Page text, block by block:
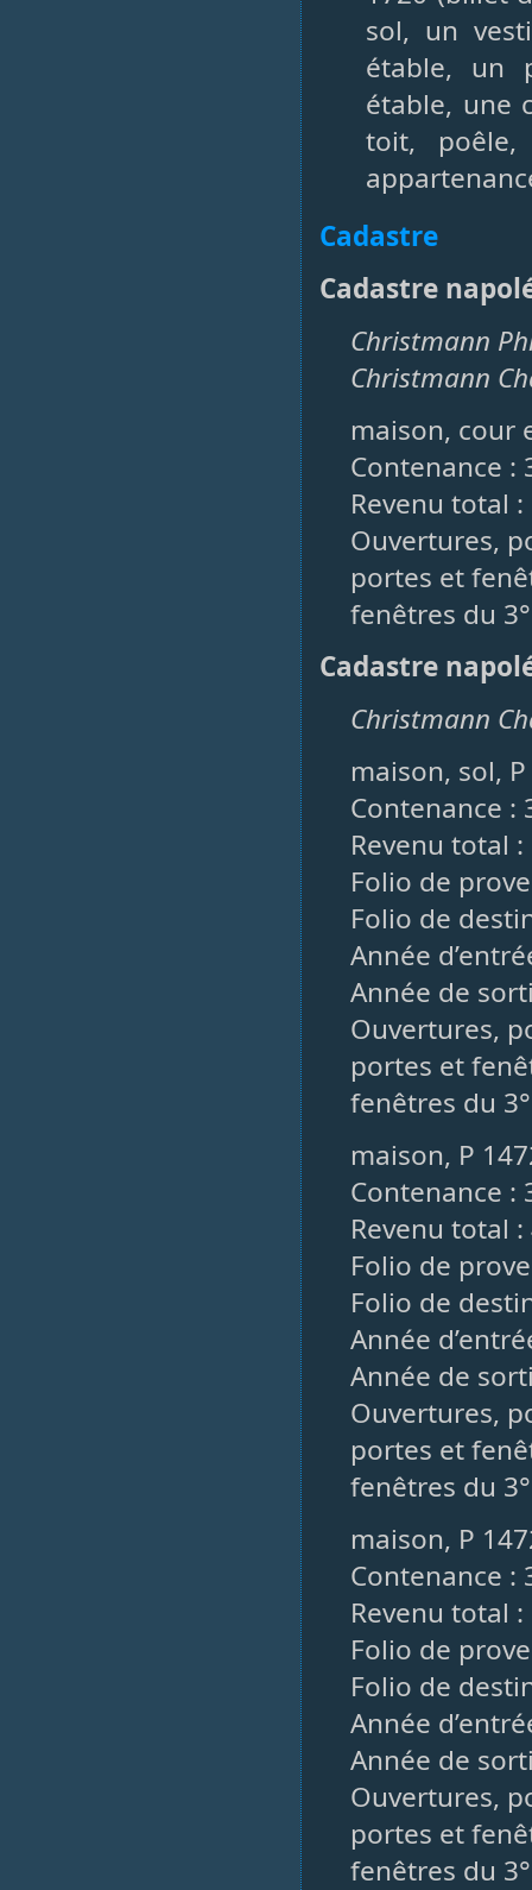
sol, un
étable, un
étable, une
toit,
Cadastre
Cadastre
Christmann
Christmann
maison, cour
Contenance :
Revenu total :
Ouvertures,
portes et
fenêtres du
Cadastre
Christmann
maison, sol,
Contenance :
Revenu total :
Folio de
Folio de
Année
Année de
Ouvertures,
portes et
fenêtres du
maison, P
Contenance :
Revenu total :
Folio de
Folio de
Année
Année de
Ouvertures,
portes et
fenêtres du
maison, P
Contenance :
Revenu total :
Folio de
Folio de
Année
Année de
Ouvertures,
portes et
fenêtres du